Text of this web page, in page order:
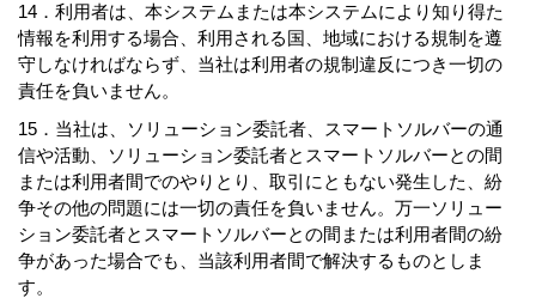
14．利用者は、本システムまたは本システムにより知り得た
情報を利用する場合、利用される国、地域における規制を遵
守しなければならず、当社は利用者の規制違反につき一切の
責任を負いません。
15．当社は、ソリューション委託者、スマートソルバーの通
信や活動、ソリューション委託者とスマートソルバーとの間
または利用者間でのやりとり、取引にともない発生した、紛
争その他の問題には一切の責任を負いません。万一ソリュー
ション委託者とスマートソルバーとの間または利用者間の紛
争があった場合でも、当該利用者間で解決するものとしま
す。